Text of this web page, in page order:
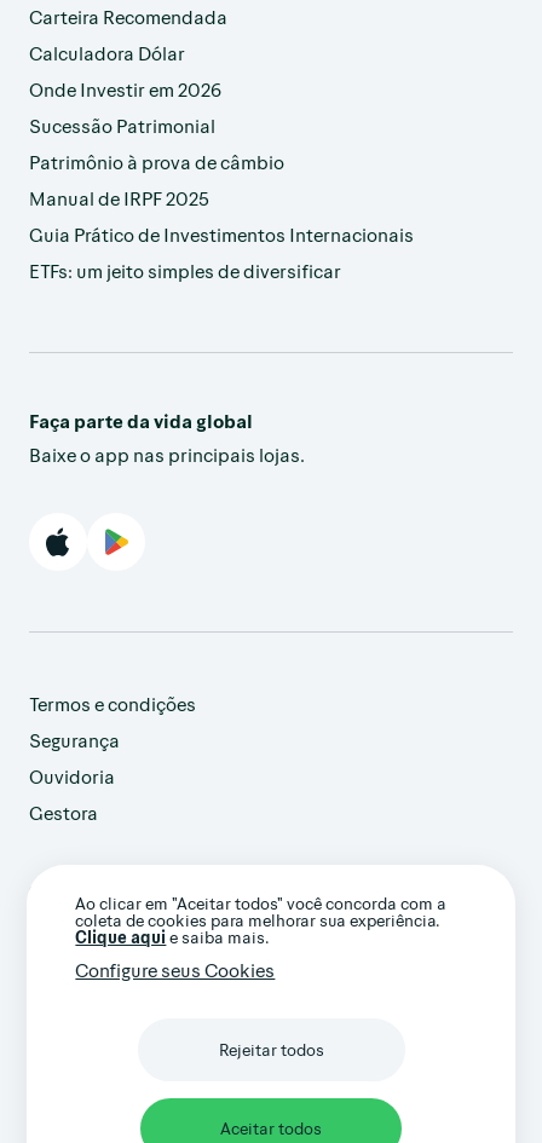
Ao clicar em "Aceitar todos" você concorda com a
coleta de cookies para melhorar sua experiência.
Clique aqui e saiba mais.
Configure seus Cookies
Rejeitar todos
Aceitar todos
Carteira Recomendada
Calculadora Dólar
Onde Investir em 2026
Sucessão Patrimonial
Patrimônio à prova de câmbio
Manual de IRPF 2025
Guia Prático de Investimentos Internacionais
ETFs: um jeito simples de diversificar
Faça parte da vida global
Baixe o app nas principais lojas.
Termos e condições
Segurança
Ouvidoria
Gestora
customer@avenue.us
+1 786-220-7233
(Ligação internacional)